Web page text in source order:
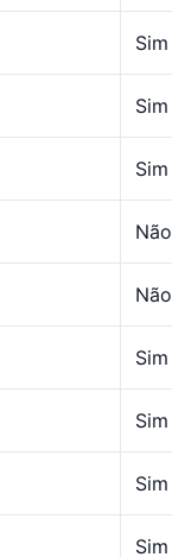
Sim
Sim
Sim
Não
Não
Sim
Sim
Sim
Sim